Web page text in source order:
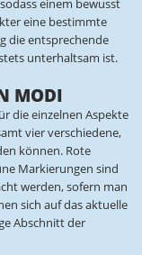
einem bewusst
eine bestimmte
die entsprechende
unterhaltsam ist.
MODI
die einzelnen Aspekte
vier verschiedene,
können. Rote
Markierungen sind
werden, sofern man
sich auf das aktuelle
Abschnitt der